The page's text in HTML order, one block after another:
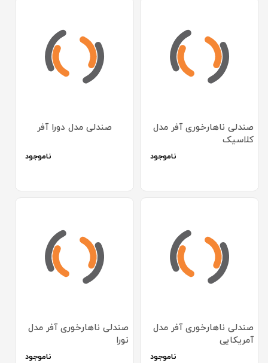
صندلی ناهارخوری آفر مدل
کلاسیک
ناموجود
صندلی مدل دورا آفر
ناموجود
صندلی ناهارخوری آفر مدل
آمریکایی
ناموجود
صندلی ناهارخوری آفر مدل
نورا
ناموجود